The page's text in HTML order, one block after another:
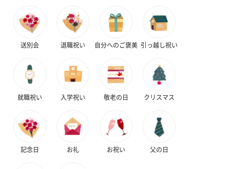
ンク）（1,760円）
ルー）（1,760円）
キャンドル・お香
キャンドル・お香を同梱してお届けいたします。
送別会 退職祝い 自分へのご褒美 引っ越し祝い
就職祝い 入学祝い 敬老の日 クリスマス
記念日 お礼 お祝い 父の日